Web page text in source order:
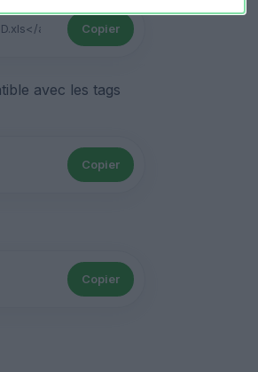
Copier
avec les tags
Copier
Copier